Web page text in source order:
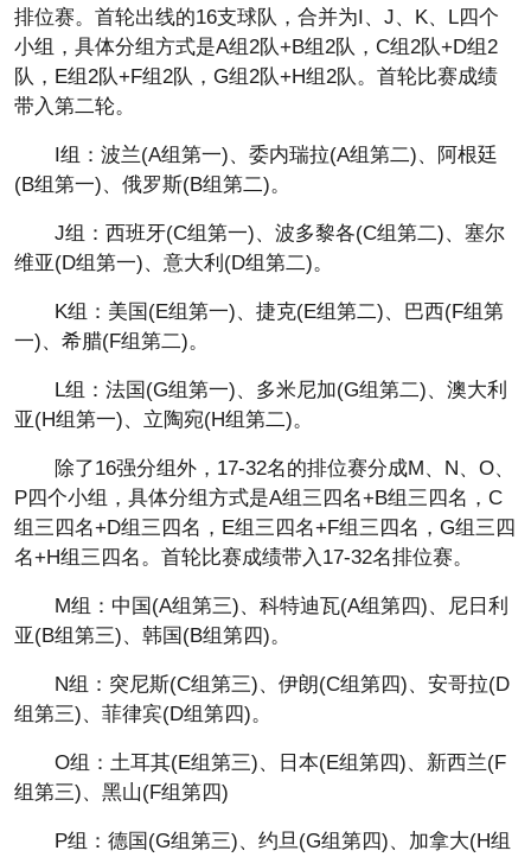
排位赛。首轮出线的16支球队，合并为I、J、K、L四个
小组，具体分组方式是A组2队+B组2队，C组2队+D组2
队，E组2队+F组2队，G组2队+H组2队。首轮比赛成绩
带入第二轮。
I组：波兰(A组第一)、委内瑞拉(A组第二)、阿根廷
(B组第一)、俄罗斯(B组第二)。
J组：西班牙(C组第一)、波多黎各(C组第二)、塞尔
维亚(D组第一)、意大利(D组第二)。
K组：美国(E组第一)、捷克(E组第二)、巴西(F组第
一)、希腊(F组第二)。
L组：法国(G组第一)、多米尼加(G组第二)、澳大利
亚(H组第一)、立陶宛(H组第二)。
除了16强分组外，17-32名的排位赛分成M、N、O、
P四个小组，具体分组方式是A组三四名+B组三四名，C
组三四名+D组三四名，E组三四名+F组三四名，G组三四
名+H组三四名。首轮比赛成绩带入17-32名排位赛。
M组：中国(A组第三)、科特迪瓦(A组第四)、尼日利
亚(B组第三)、韩国(B组第四)。
N组：突尼斯(C组第三)、伊朗(C组第四)、安哥拉(D
组第三)、菲律宾(D组第四)。
O组：土耳其(E组第三)、日本(E组第四)、新西兰(F
组第三)、黑山(F组第四)
P组：德国(G组第三)、约旦(G组第四)、加拿大(H组